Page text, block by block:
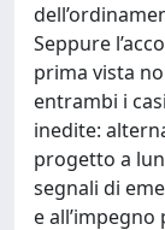
Seppure
prima vista
entrambi i
inedite:
progetto a
segnali di
e